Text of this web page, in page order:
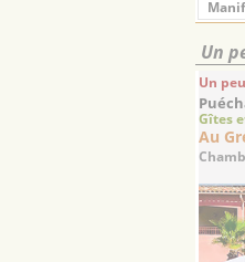
Un
Un
Gîtes
Au